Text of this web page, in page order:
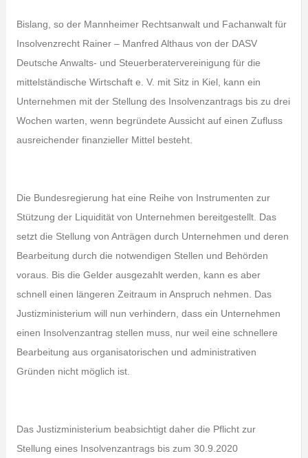
Bislang, so der Mannheimer Rechtsanwalt und Fachanwalt für
Insolvenzrecht Rainer – Manfred Althaus von der DASV
Deutsche Anwalts- und Steuerberatervereinigung für die
mittelständische Wirtschaft e. V. mit Sitz in Kiel, kann ein
Unternehmen mit der Stellung des Insolvenzantrags bis zu drei
Wochen warten, wenn begründete Aussicht auf einen Zufluss
ausreichender finanzieller Mittel besteht.
Die Bundesregierung hat eine Reihe von Instrumenten zur
Stützung der Liquidität von Unternehmen bereitgestellt. Das
setzt die Stellung von Anträgen durch Unternehmen und deren
Bearbeitung durch die notwendigen Stellen und Behörden
voraus. Bis die Gelder ausgezahlt werden, kann es aber
schnell einen längeren Zeitraum in Anspruch nehmen. Das
Justizministerium will nun verhindern, dass ein Unternehmen
einen Insolvenzantrag stellen muss, nur weil eine schnellere
Bearbeitung aus organisatorischen und administrativen
Gründen nicht möglich ist.
Das Justizministerium beabsichtigt daher die Pflicht zur
Stellung eines Insolvenzantrags bis zum 30.9.2020